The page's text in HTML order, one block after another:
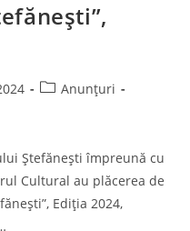
PostAnunțuri
Ștefănești împreună cu
Cultural au plăcerea de
Ediția 2024,